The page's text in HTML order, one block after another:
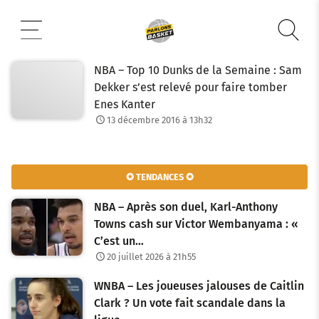
contenu
NBA – Top 10 Dunks de la Semaine : Sam
Dekker s’est relevé pour faire tomber
Enes Kanter
13 décembre 2016 à 13h32
✪ TENDANCES ✪
NBA – Après son duel, Karl-Anthony
Towns cash sur Victor Wembanyama : «
C’est un…
20 juillet 2026 à 21h55
WNBA – Les joueuses jalouses de Caitlin
Clark ? Un vote fait scandale dans la